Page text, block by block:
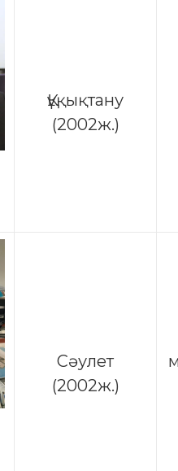
Құқықтану
(2002ж.)
Сәулет
(2002ж.)